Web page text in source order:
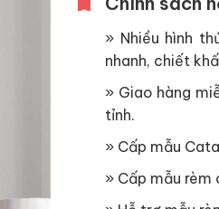
» Nhiều hình
nhanh, chiết
» Giao hàng
tỉnh.
» Cấp mẫu
» Cấp mẫu